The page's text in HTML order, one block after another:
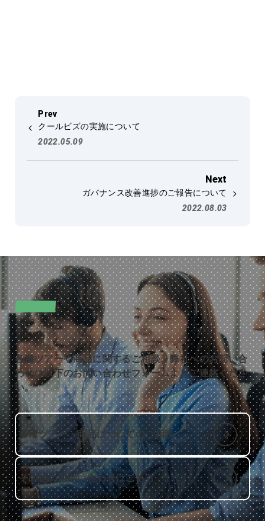
クールビズの実施について
2022.05.09
ガバナンス改善進捗のご報告について
2022.08.03
CONTACT
お問い合わせ
各種ツアーや商品に関するご相談、弊社へのお問い合
わせは以下のお問い合わせフォームよりご連絡くださ
い。
各種ツアー・商品についてのご相談
その他のお問い合わせはこちら